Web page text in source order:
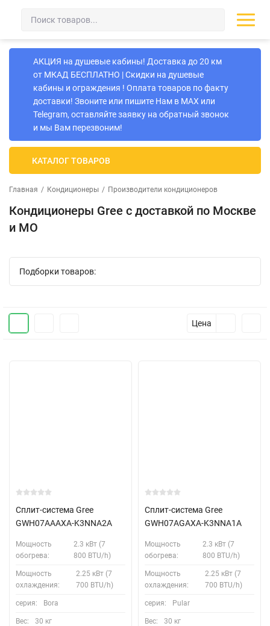
АКЦИЯ на душевые кабины! Доставка до 20 км
от МКАД БЕСПЛАТНО | Скидки на душевые
кабины и ограждения ! Оплата товаров по факту
доставки! Звоните или пишите Нам в MAX или
Telegram, оставляйте заявку на обратный звонок
и мы Вам перезвоним!
КАТАЛОГ ТОВАРОВ
Главная / Кондиционеры / Производители кондиционеров
Кондиционеры Gree с доставкой по Москве
и МО
Подборки товаров:
Цена
Сплит-система Gree
GWH07AAAXA-K3NNA2A
Мощность
обогрева:
2.3 кВт (7
800 BTU/h)
Мощность
охлаждения:
2.25 кВт (7
700 BTU/h)
серия: Bora
Вес: 30 кг
Сплит-система Gree
GWH07AGAXA-K3NNA1A
Мощность
обогрева:
2.3 кВт (7
800 BTU/h)
Мощность
охлаждения:
2.25 кВт (7
700 BTU/h)
серия: Pular
Вес: 30 кг